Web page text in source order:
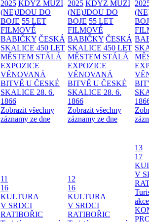
2025 KDYŽ MUŽI
(NE)JDOU DO
BOJE 55 LET
FILMOVÉ
BABIČKY ČESKÁ
SKALICE 450 LET
MĚSTEM STÁLÁ
EXPOZICE
VĚNOVANÁ
BITVĚ U ČESKÉ
SKALICE 28. 6.
1866
Zobrazit všechny
záznamy ze dne
2025 KDYŽ MUŽI
(NE)JDOU DO
BOJE 55 LET
FILMOVÉ
BABIČKY ČESKÁ
SKALICE 450 LET
MĚSTEM STÁLÁ
EXPOZICE
VĚNOVANÁ
BITVĚ U ČESKÉ
SKALICE 28. 6.
1866
Zobrazit všechny
záznamy ze dne
11
16
KULTURA
V SRDCI
RATIBOŘIC
12
16
KULTURA
V SRDCI
RATIBOŘIC
13
17
V